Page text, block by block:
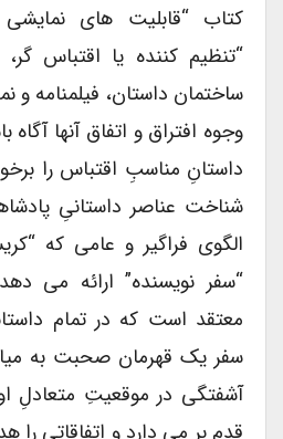
کتاب “قابلیت های نمایشی
“تنظیم کننده یا اقتباس
ساختمان داستان، فیلمنامه و
وجوه افتراق و اتفاق آنها آگاه
داستانِ مناسبِ اقتباس را
شناخت عناصر داستانیِ
الگوی فراگیر و عامی که
“سفر نویسنده” ارائه می دهد
معتقد است که در تمام
سفر یک قهرمان صحبت به
آشفتگی در موقعیتِ متعادلِ
قدم بر می دارد و اتفاقاتی را